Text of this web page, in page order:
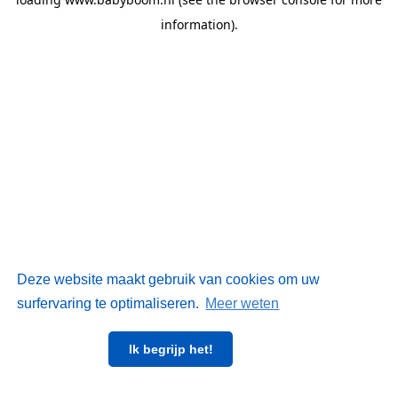
Deze website maakt gebruik van cookies om uw
surfervaring te optimaliseren. Meer weten
Ik begrijp het!
information).